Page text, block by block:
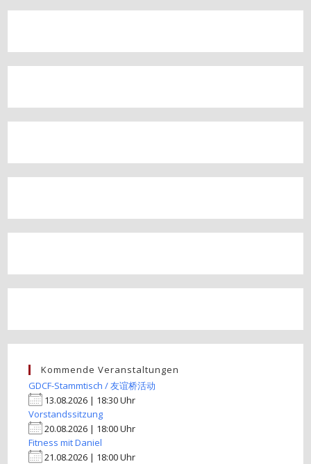
Kommende Veranstaltungen
GDCF-Stammtisch / 友谊桥活动
13.08.2026 | 18:30 Uhr
Vorstandssitzung
20.08.2026 | 18:00 Uhr
Fitness mit Daniel
21.08.2026 | 18:00 Uhr